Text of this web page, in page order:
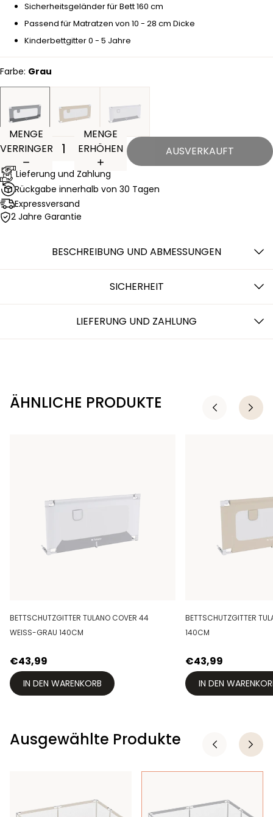
Sicherheitsgeländer für Bett 160 cm
Passend für Matratzen von 10 - 28 cm Dicke
Kinderbettgitter 0 - 5 Jahre
Farbe: Grau
MENGE
VERRINGERN
MENGE
ERHÖHEN
AUSVERKAUFT
Lieferung und Zahlung
Rückgabe innerhalb von 30 Tagen
Expressversand
2 Jahre Garantie
BESCHREIBUNG UND ABMESSUNGEN
SICHERHEIT
LIEFERUNG UND ZAHLUNG
ÄHNLICHE PRODUKTE
BETTSCHUTZGITTER TULANO COVER 44
WEISS-GRAU 140CM
€43,99
IN DEN WARENKORB
BETTSCHUTZGITTER
140CM
€43,99
IN DEN
Ausgewählte Produkte